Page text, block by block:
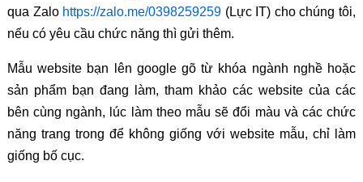
qua Zalo https://zalo.me/0398259259 (Lực IT) cho chúng tôi,
nếu có yêu cầu chức năng thì gửi thêm.
Mẫu website bạn lên google gõ từ khóa ngành nghề hoặc
sản phẩm bạn đang làm, tham khảo các website của các
bên cùng ngành, lúc làm theo mẫu sẽ đổi màu và các chức
năng trang trong để không giống với website mẫu, chỉ làm
giống bố cục.